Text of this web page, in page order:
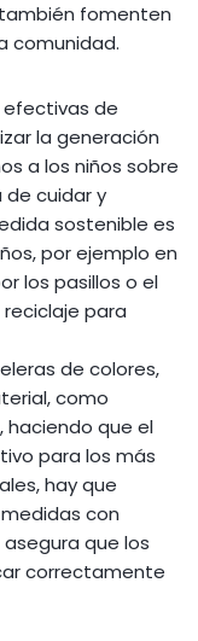
fomenten
comunidad.
efectivas de
la generación
a los niños sobre
cuidar y
sostenible es
por ejemplo en
los pasillos o el
para
de colores,
como
haciendo que el
para los más
hay que
con
que los
correctamente